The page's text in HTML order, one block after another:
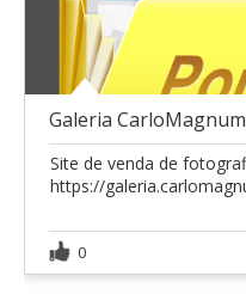
Galeria CarloMagnum
Site de venda de
https://
0